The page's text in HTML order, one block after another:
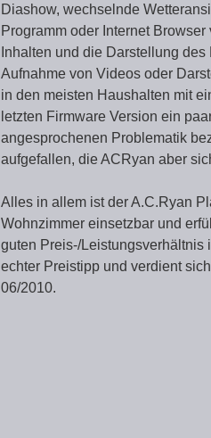
Diashow, wechselnde
Programm oder Internet
Inhalten und die Darstellung
Aufnahme von Videos oder
in den meisten Haushalten mit
letzten Firmware Version ein
angesprochenen Problematik
aufgefallen, die ACRyan aber
Alles in allem ist der A.C.Ryan
Wohnzimmer einsetzbar und
guten Preis-/Leistungsverhältnis
echter Preistipp und verdient
06/2010.